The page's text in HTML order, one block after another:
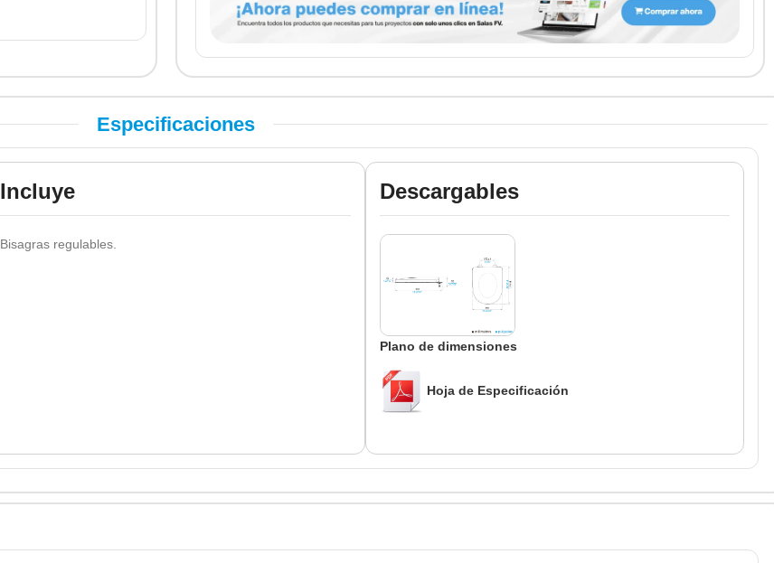
Especificaciones
Incluye
Bisagras regulables.
Descargables
Plano de dimensiones
Hoja de Especificación